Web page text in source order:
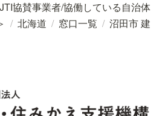
JTI協賛事業者/協働している自治体
/ 北海道 / 窓口一覧 / 沼田市 建